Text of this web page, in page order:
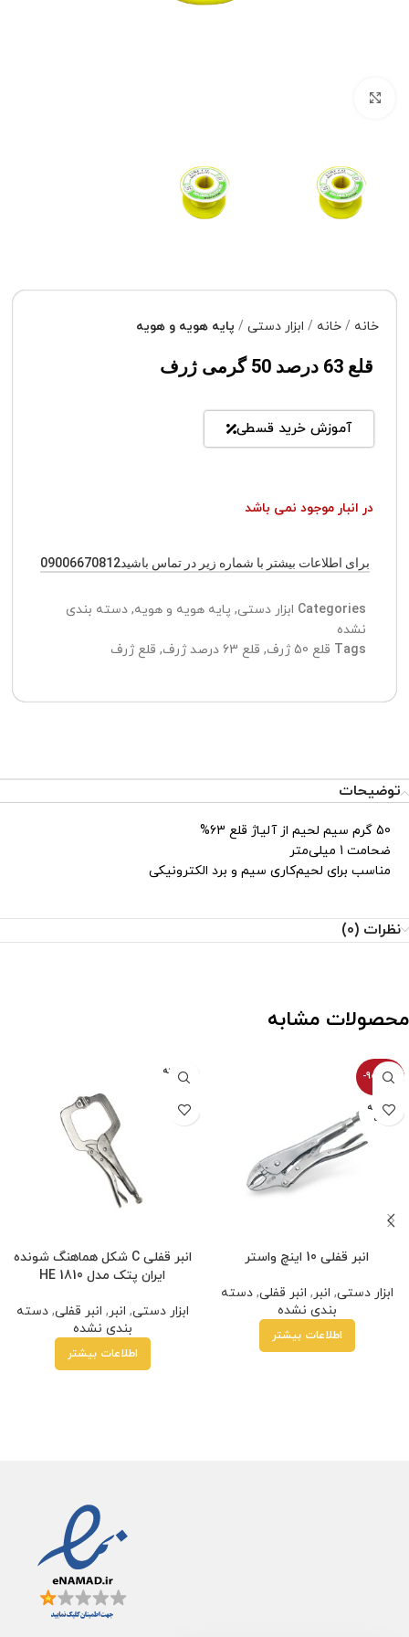
خانه خانه ابزار دستی پایه هویه و هویه
قلع 63 درصد 50 گرمی ژرف
آموزش خرید قسطی
در انبار موجود نمی باشد
برای اطلاعات بیشتر با شماره زیر در تماس باشید09006670812
Categories ابزار دستی, پایه هویه و هویه, دسته بندی
نشده
Tags قلع 50 ژرف , قلع 63 درصد ژرف , قلع ژرف
توضیحات
50 گرم سیم لحیم از آلیاژ قلع 63%
ضحامت 1 میلی‌متر
مناسب برای لحیم‌کاری سیم و برد الکترونیکی
نظرات (0)
محصولات مشابه
-900100%
فروخته
شده
انبر قفلی 10 اینچ واستر
ابزار دستی, انبر, انبر قفلی,دسته
بندی نشده
اطلاعات بیشتر
فروخته
شده
انبر قفلی C شکل هماهنگ شونده
ایران پتک مدل HE 1810
ابزار دستی, انبر, انبر قفلی,دسته
بندی نشده
اطلاعات بیشتر